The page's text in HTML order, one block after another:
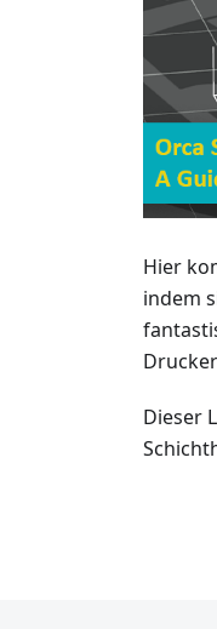
Hier
indem
Dieser